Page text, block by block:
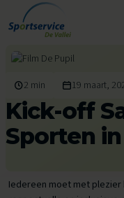
Ga naar de inhoud
2 min 19 maart,
Kick-off
Sporten
Iedereen moet met